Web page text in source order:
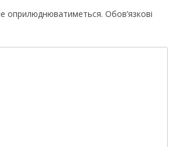
оприлюднюватиметься. Обов’язкові